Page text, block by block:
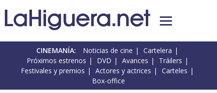
CINEMANÍA: Noticias de cine
Cartelera
Próximos estrenos
DVD Avances
Tráilers
Festivales y premios
Actores y actrices
Carteles
Box-office